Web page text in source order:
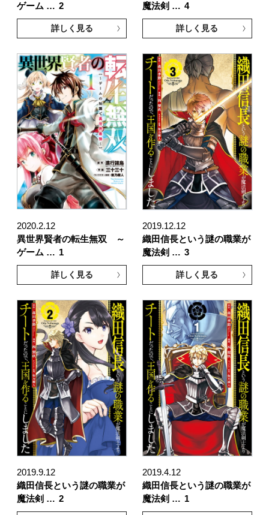
ゲーム … 2
詳しく見る
魔法剣 … 4
詳しく見る
2020.2.12
異世界賢者の転生無双 ～
ゲーム … 1
詳しく見る
2019.12.12
織田信長という謎の職業が
魔法剣 … 3
詳しく見る
2019.9.12
織田信長という謎の職業が
魔法剣 … 2
2019.4.12
織田信長という謎の職業が
魔法剣 … 1